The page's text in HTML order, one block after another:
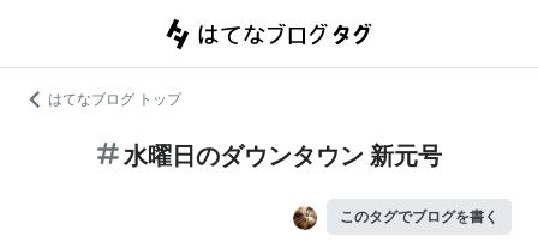
はてなブログ トップ
水曜日のダウンタウン 新元号
このタグでブログを書く